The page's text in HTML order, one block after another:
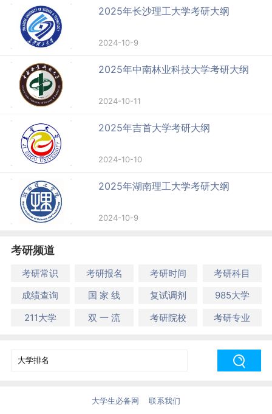
2025年长沙理工大学考研大纲
2024-10-9
2025年中南林业科技大学考研大纲
2024-10-11
2025年吉首大学考研大纲
2024-10-10
2025年湖南理工大学考研大纲
2024-10-9
考研频道
考研常识 考研报名 考研时间
考研科目
成绩查询
国 家 线 复试调剂
985大学
211大学
双 一 流 考研院校 考研专业
大学生必备网 联系我们